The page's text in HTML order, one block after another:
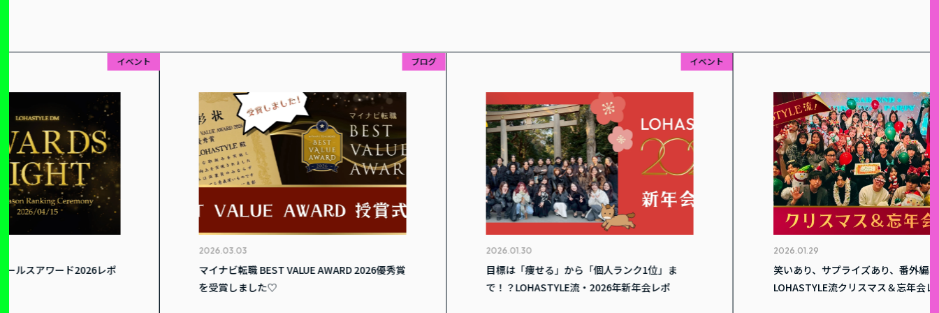
ワード2026レポ
2026.03.03
マイナビ転職 BEST VALUE AWARD 2026優秀賞
を受賞しました♡
2026.01.30
目標は「痩せる」から「個人ランク1位」ま
で！？LOHASTYLE流・2026年新年会レポ
2026.01.29
笑いあり、サプライズあり、番外編あり！
LOHASTYLE流クリスマス＆忘年会レポ